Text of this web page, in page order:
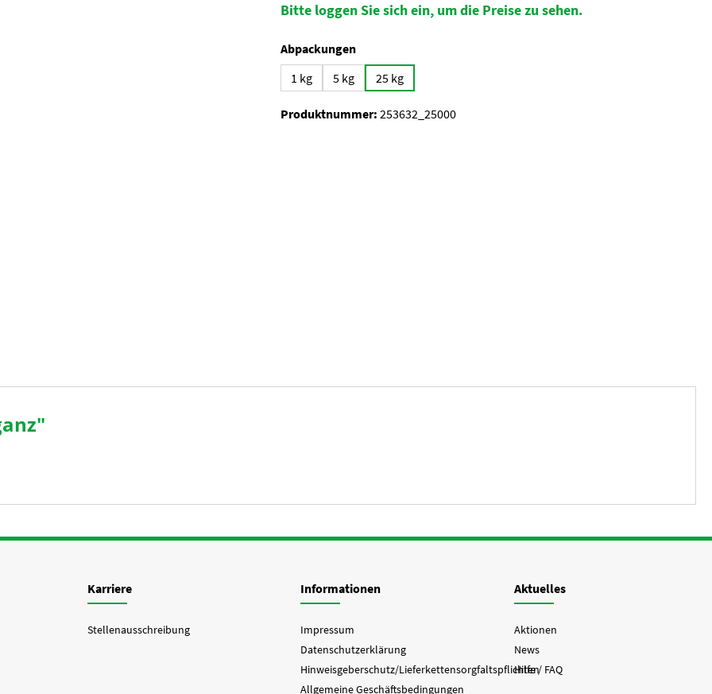
Bitte loggen Sie sich ein, um die Preise zu sehen.
Abpackungenauswählen
1 kg
5 kg 25 kg
Produktnummer: 253632_25000
Karriere
Stellenausschreibung
Informationen
Impressum
Datenschutzerklärung
Hinweisgeberschutz/Lieferkettensorgfaltspflichten
Allgemeine Geschäftsbedingungen
Aktuelles
Aktionen
News
Hilfe / FAQ